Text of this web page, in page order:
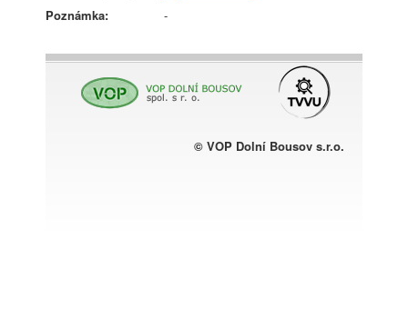
Poznámka:
-
© VOP Dolní Bousov s.r.o.